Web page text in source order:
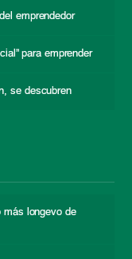
emprendedor
para emprender
se descubren
más longevo de